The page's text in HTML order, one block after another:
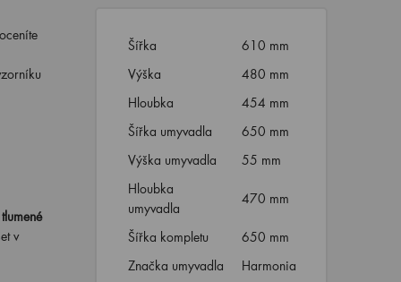
tlumené
v
Šířka
610 mm
Výška
480 mm
Hloubka
454 mm
Šířka umyvadla
650 mm
Výška umyvadla
55 mm
Hloubka
umyvadla
470 mm
Šířka kompletu
650 mm
Značka umyvadla
Harmonia